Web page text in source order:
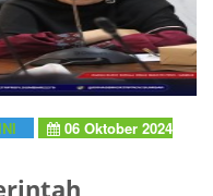
06 Oktober 2024